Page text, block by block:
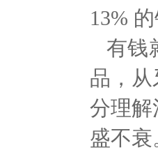
13%
有钱
品，
分理解
盛不衰